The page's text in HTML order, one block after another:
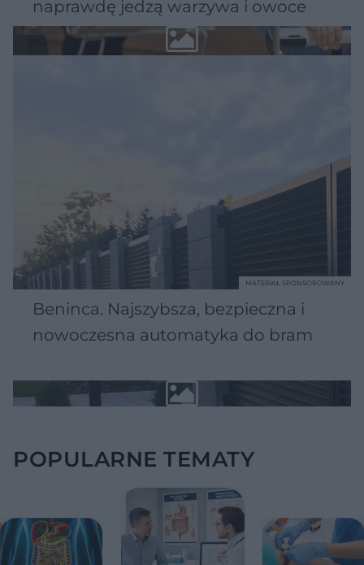
naprawdę jedzą warzywa i owoce
Beninca. Najszybsza, bezpieczna i
nowoczesna automatyka do bram
MATERIAŁ SPONSOROWANY
POPULARNE TEMATY